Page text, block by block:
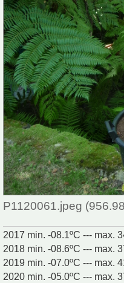
P1120061.jpeg
2017 min. -08.1ºC --- max.
2018 min. -08.6ºC --- max.
2019 min. -07.0ºC --- max.
2020 min. -05.0ºC --- max.